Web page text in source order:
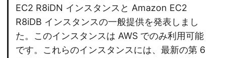
EC2 R8iDN インスタンスと Amazon EC2
R8iDB インスタンスの一般提供を発表しまし
た。このインスタンスは AWS でのみ利用可能
です。これらのインスタンスには、最新の第 6